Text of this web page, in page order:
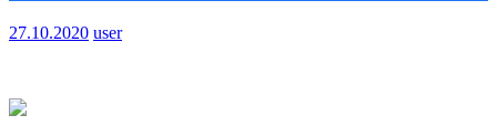
27.10.2020 user